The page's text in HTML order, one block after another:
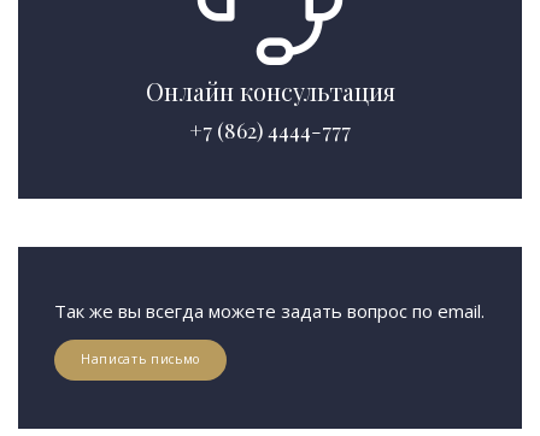
Онлайн консультация
+7 (862) 4444-777
Так же вы всегда можете задать вопрос по email.
Написать письмо